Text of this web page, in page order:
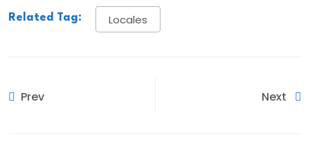
Related Tag: Locales
Prev Next